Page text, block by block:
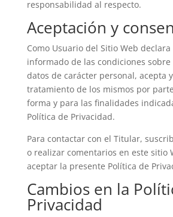
responsabilidad al respecto.
Aceptación y
Como Usuario del Sitio Web
informado de las condiciones
datos de carácter personal, acepta
tratamiento de los mismos por
forma y para las finalidades
Política de Privacidad.
Para contactar con el Titular,
o realizar comentarios en este sitio
aceptar la presente Política de
Cambios en la
Privacidad